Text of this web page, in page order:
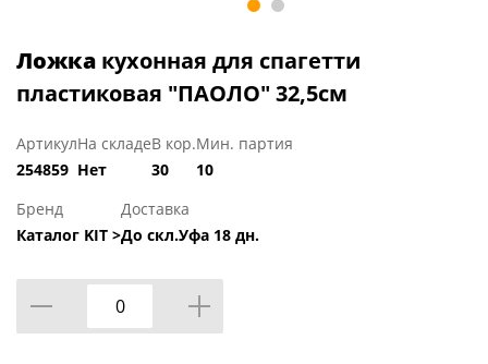
Ложка кухонная для спагетти
пластиковая "ПАОЛО" 32,5см
Артикул
254859
На складе
Нет
В кор.
30
Мин. партия
10
Бренд
Каталог KIT >
Доставка
До скл.Уфа 18 дн.